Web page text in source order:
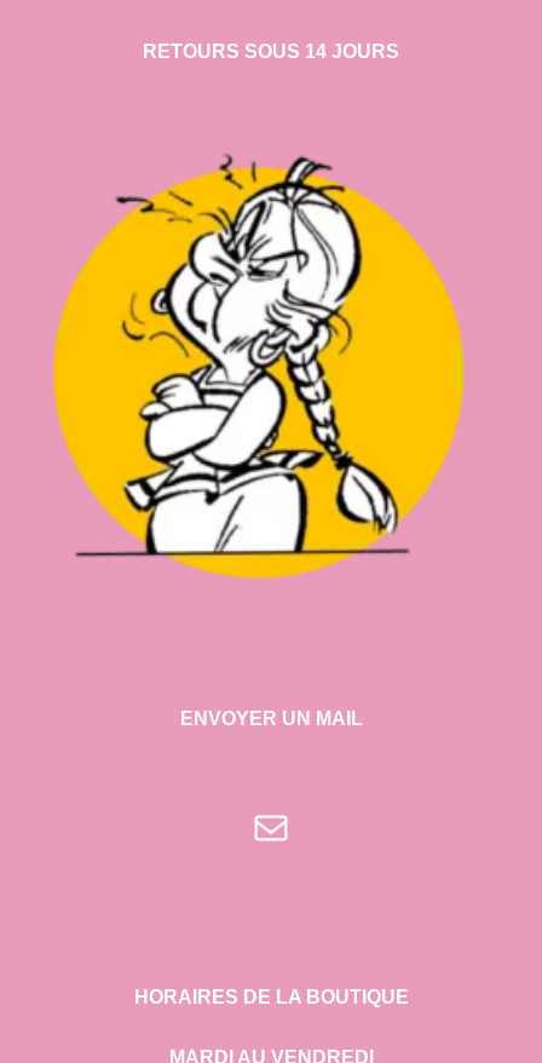
RETOURS SOUS 14 JOURS
ENVOYER UN MAIL
E-mail
HORAIRES DE LA BOUTIQUE
MARDI AU VENDREDI